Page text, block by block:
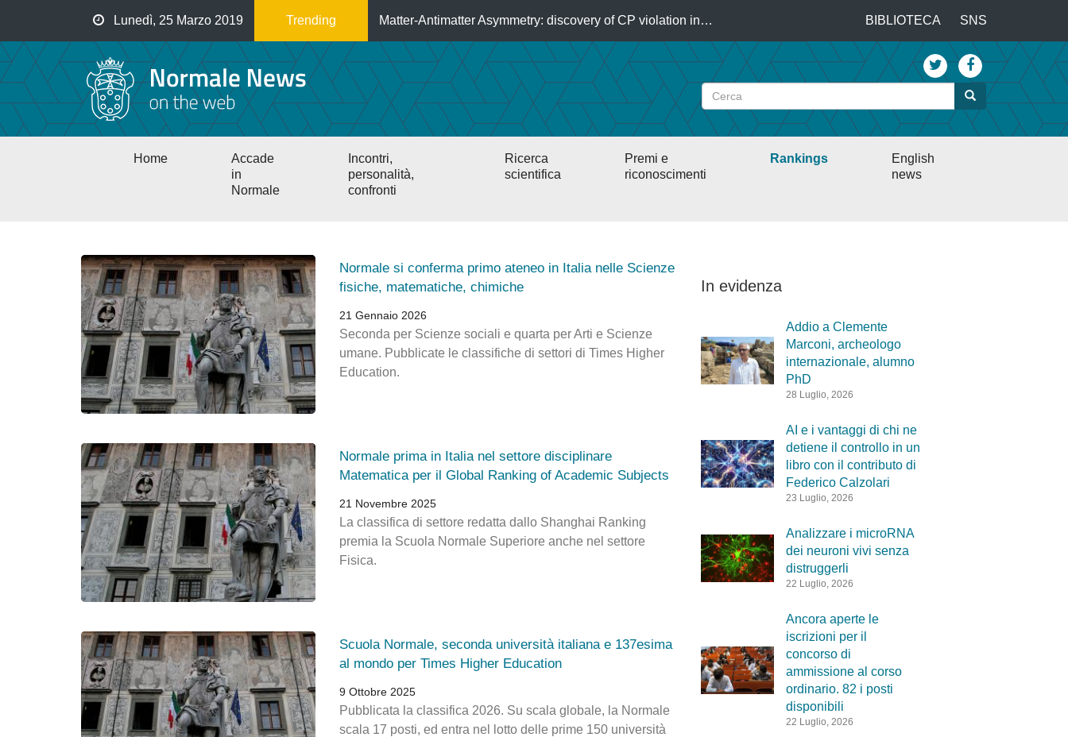
contenuto
principale
Lunedì, 25 Marzo 2019 Trending Matter-Antimatter Asymmetry: discovery of CP violation in…
Top
menu
BIBLIOTECA SNS
Cerca
Cerca
Main
Home
Accade
in
Normale
Incontri,
personalità,
confronti
Ricerca
scientifica
Premi e
riconoscimenti
Rankings
English
news
Normale si conferma primo ateneo in Italia nelle Scienze
fisiche, matematiche, chimiche
21 Gennaio 2026
Seconda per Scienze sociali e quarta per Arti e Scienze
umane. Pubblicate le classifiche di settori di Times Higher
Education.
Normale prima in Italia nel settore disciplinare
Matematica per il Global Ranking of Academic Subjects
21 Novembre 2025
La classifica di settore redatta dallo Shanghai Ranking
premia la Scuola Normale Superiore anche nel settore
Fisica.
Scuola Normale, seconda università italiana e 137esima
al mondo per Times Higher Education
9 Ottobre 2025
Pubblicata la classifica 2026. Su scala globale, la Normale
scala 17 posti, ed entra nel lotto delle prime 150 università
In evidenza
Addio a Clemente
Marconi, archeologo
internazionale, alumno
PhD
28 Luglio, 2026
AI e i vantaggi di chi ne
detiene il controllo in un
libro con il contributo di
Federico Calzolari
23 Luglio, 2026
Analizzare i microRNA
dei neuroni vivi senza
distruggerli
22 Luglio, 2026
Ancora aperte le
iscrizioni per il
concorso di
ammissione al corso
ordinario. 82 i posti
disponibili
22 Luglio, 2026